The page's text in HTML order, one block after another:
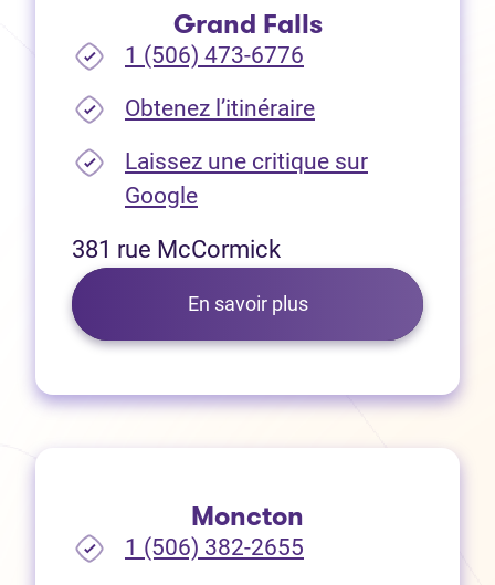
Grand Falls
1 (506) 473-6776
Obtenez l’itinéraire(Ouvre dans un
Laissez une critique sur
Google(Ouvre dans un nouvel
381 rue McCormick
En savoir plus
Moncton
1 (506) 382-2655